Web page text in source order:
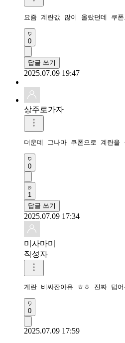
요즘 계란값 많이 올랐던데 쿠
0
답글 쓰기
2025.07.09 19:47
상주로가자
더운데 그나마 쿠폰으로 계란을
0
1
답글 쓰기
2025.07.09 17:34
미사마미
작성자
계란 비싸잔아유 ㅎㅎ 진짜 덥어
0
2025.07.09 17:59